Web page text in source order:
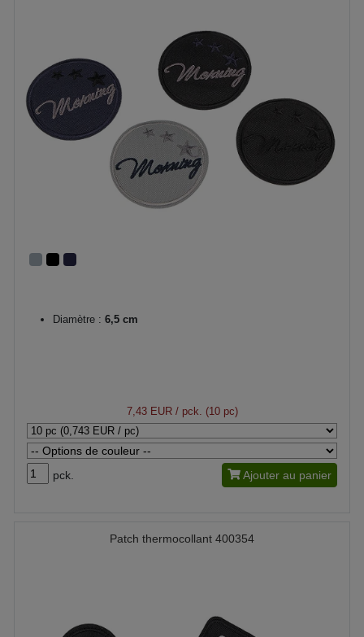
Diamètre : 6,5 cm
7,43 EUR/ pck. (10 pc)
pck. Ajouter au panier
Patch thermocollant 400354